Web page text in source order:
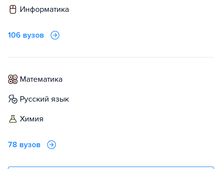
информатика
106 вузов
математика
русский язык
химия
78 вузов